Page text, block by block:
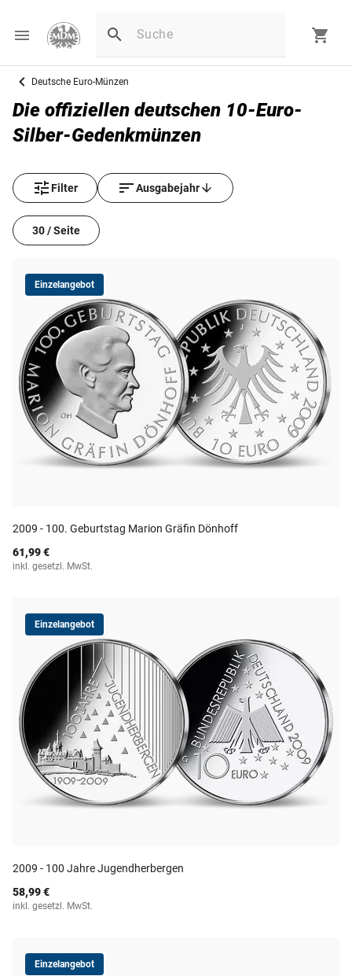
Deutsche Euro-Münzen
Die offiziellen deutschen 10-Euro-
Silber-Gedenkmünzen
Filter Ausgabejahr
30 / Seite
Einzelangebot
2009 - 100. Geburtstag Marion Gräfin Dönhoff
61,99 €
inkl. gesetzl. MwSt.
Einzelangebot
2009 - 100 Jahre Jugendherbergen
58,99 €
inkl. gesetzl. MwSt.
Einzelangebot